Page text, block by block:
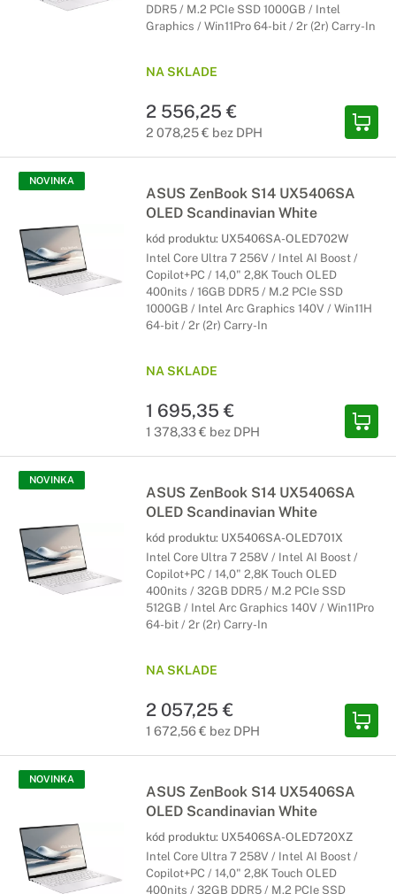
DDR5 / M.2 PCIe SSD 1000GB / Intel
Graphics / Win11Pro 64-bit / 2r (2r) Carry-In
NA SKLADE
2 556,25 €
2 078,25 € bez DPH
NOVINKA
ASUS ZenBook S14 UX5406SA
OLED Scandinavian White
kód produktu: UX5406SA-OLED702W
Intel Core Ultra 7 256V / Intel AI Boost /
Copilot+PC / 14,0" 2,8K Touch OLED
400nits / 16GB DDR5 / M.2 PCIe SSD
1000GB / Intel Arc Graphics 140V / Win11H
64-bit / 2r (2r) Carry-In
NA SKLADE
1 695,35 €
1 378,33 € bez DPH
NOVINKA
ASUS ZenBook S14 UX5406SA
OLED Scandinavian White
kód produktu: UX5406SA-OLED701X
Intel Core Ultra 7 258V / Intel AI Boost /
Copilot+PC / 14,0" 2,8K Touch OLED
400nits / 32GB DDR5 / M.2 PCIe SSD
512GB / Intel Arc Graphics 140V / Win11Pro
64-bit / 2r (2r) Carry-In
NA SKLADE
2 057,25 €
1 672,56 € bez DPH
NOVINKA
ASUS ZenBook S14 UX5406SA
OLED Scandinavian White
kód produktu: UX5406SA-OLED720XZ
Intel Core Ultra 7 258V / Intel AI Boost /
Copilot+PC / 14,0" 2,8K Touch OLED
400nits / 32GB DDR5 / M.2 PCIe SSD